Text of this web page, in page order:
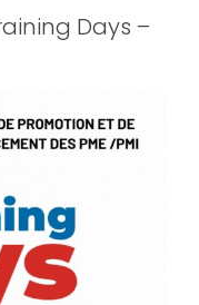
Days –